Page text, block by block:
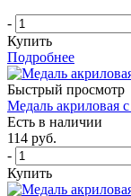
-
Купить
Подробнее
Быстрый просмотр
Медаль акриловая
Есть в наличии
114 руб.
-
Купить